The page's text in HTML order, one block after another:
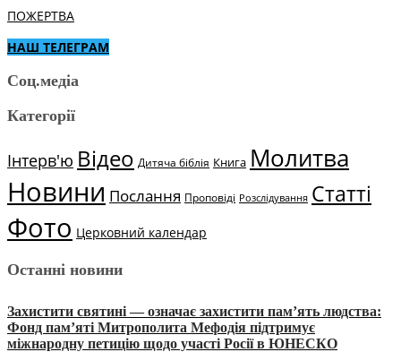
ПОЖЕРТВА
НАШ ТЕЛЕГРАМ
Соц.медіа
Категорії
Інтерв'ю Відео Дитяча біблія Книга Молитва
Новини Послання Проповіді Розслідування Статті
Фото Церковний календар
Останні новини
Захистити святині — означає захистити пам’ять людства:
Фонд пам’яті Митрополита Мефодія підтримує
міжнародну петицію щодо участі Росії в ЮНЕСКО